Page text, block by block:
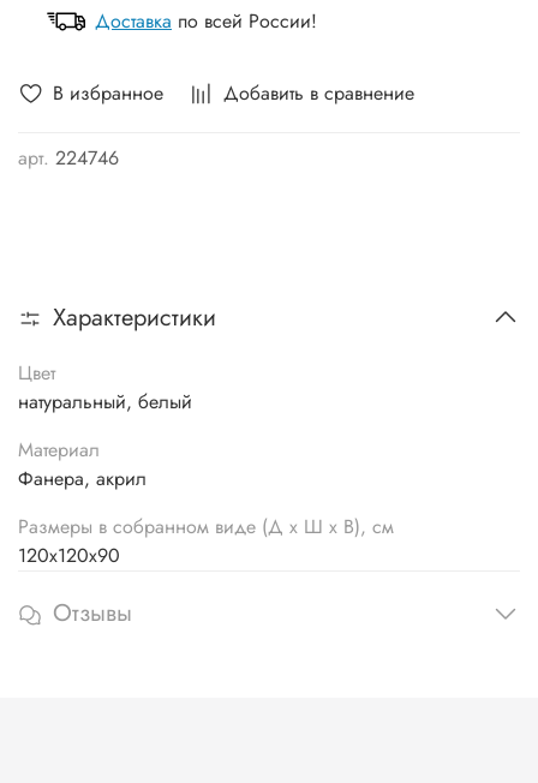
В избранное Добавить в сравнение
арт. 224746
Доставка по всей России!
Характеристики
Цвет
натуральный, белый
Материал
Фанера, акрил
Размеры в собранном виде (Д х Ш х В), см
120х120х90
Отзывы